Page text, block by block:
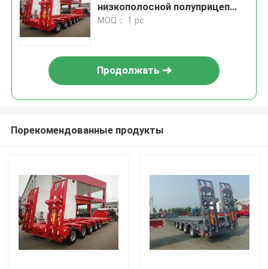
низкополосной полуприцеп
Q345B с Т700 стальной
MOQ： 1 pc
Продолжать
Порекомендованные продукты